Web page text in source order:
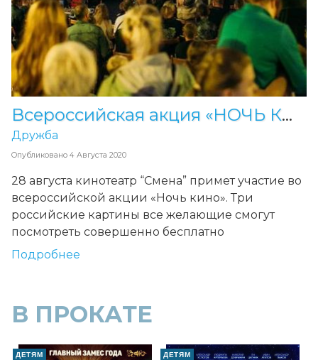
Всероссийская акция «НОЧЬ КИНО-2021»
Опубликовано 4 Августа 2020
Дружба
28 августа кинотеатр “Смена” примет участие во
всероссийской акции «Ночь кино». Три
российские картины все желающие смогут
посмотреть совершенно бесплатно
Подробнее
В ПРОКАТЕ
ДЕТЯМ ДЕТЯМ